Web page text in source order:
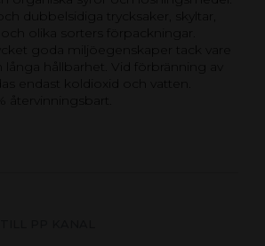
dubbelsidiga trycksaker, skyltar,
olika sorters förpackningar.
goda miljöegenskaper tack vare
långa hållbarhet. Vid förbränning av
endast koldioxid och vatten.
återvinningsbart.